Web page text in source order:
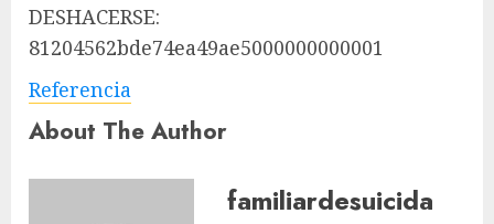
DESHACERSE:
81204562bde74ea49ae5000000000001
Referencia
About The Author
familiardesuicida